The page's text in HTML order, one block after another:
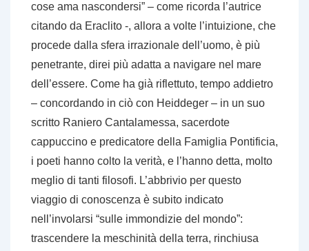
cose ama nascondersi” – come ricorda l’autrice
citando da Eraclito -, allora a volte l’intuizione, che
procede dalla sfera irrazionale dell’uomo, è più
penetrante, direi più adatta a navigare nel mare
dell’essere. Come ha già riflettuto, tempo addietro
– concordando in ciò con Heiddeger – in un suo
scritto Raniero Cantalamessa, sacerdote
cappuccino e predicatore della Famiglia Pontificia,
i poeti hanno colto la verità, e l’hanno detta, molto
meglio di tanti filosofi. L’abbrivio per questo
viaggio di conoscenza è subito indicato
nell’involarsi “sulle immondizie del mondo”:
trascendere la meschinità della terra, rinchiusa